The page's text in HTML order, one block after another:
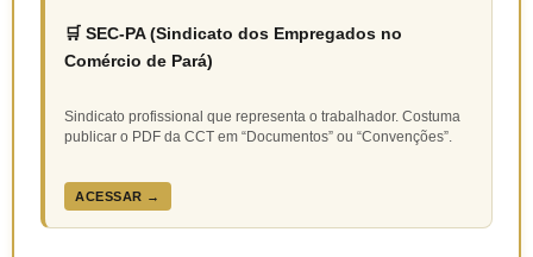
🛒 SEC-PA (Sindicato dos Empregados no
Comércio de Pará)
Sindicato profissional que representa o trabalhador. Costuma
publicar o PDF da CCT em “Documentos” ou “Convenções”.
ACESSAR →